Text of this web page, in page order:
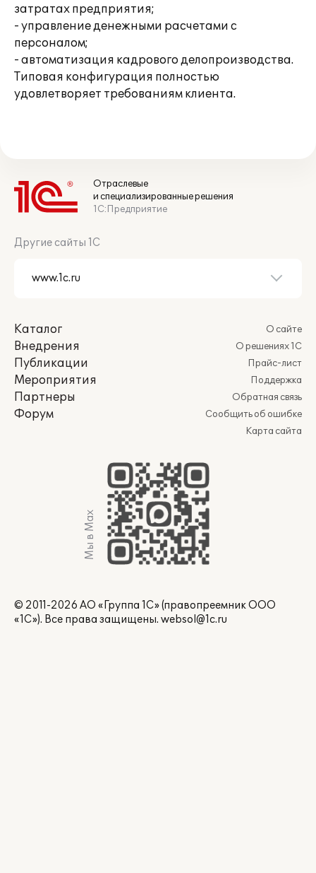
затратах предприятия;
- управление денежными расчетами с
персоналом;
- автоматизация кадрового делопроизводства.
Типовая конфигурация полностью
удовлетворяет требованиям клиента.
Отраслевые
и специализированные решения
1С:Предприятие
Другие сайты 1С
Каталог
Внедрения
Публикации
Мероприятия
Партнеры
Форум
О сайте
О решениях 1С
Прайс-лист
Поддержка
Обратная связь
Сообщить об ошибке
Карта сайта
Мы в Max
© 2011-2026 АО «Группа 1С» (правопреемник ООО
«1С»). Все права защищены. websol@1c.ru